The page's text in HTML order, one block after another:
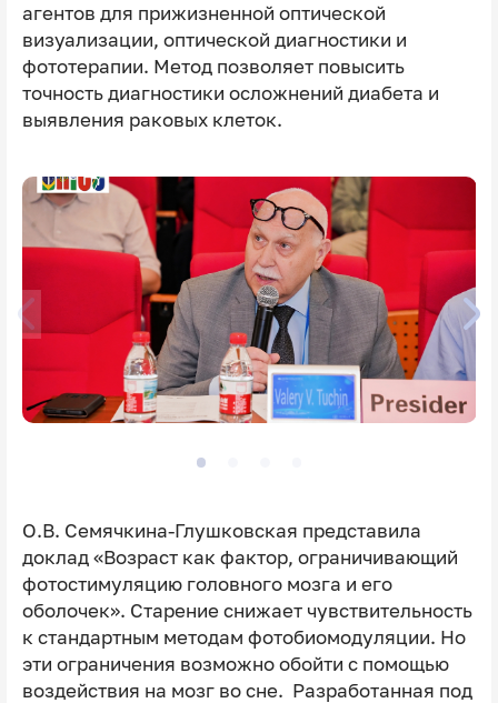
агентов для прижизненной оптической
визуализации, оптической диагностики и
фототерапии. Метод позволяет повысить
точность диагностики осложнений диабета и
выявления раковых клеток.
О.В. Семячкина-Глушковская представила
доклад «Возраст как фактор, ограничивающий
фотостимуляцию головного мозга и его
оболочек». Старение снижает чувствительность
к стандартным методам фотобиомодуляции. Но
эти ограничения возможно обойти с помощью
воздействия на мозг во сне. Разработанная под